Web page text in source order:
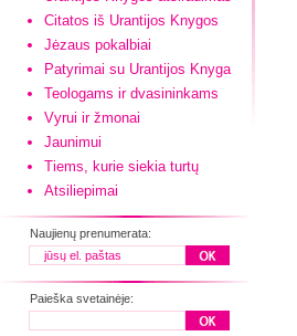
Citatos iš Urantijos Knygos
Jėzaus pokalbiai
Patyrimai su Urantijos Knyga
Teologams ir dvasininkams
Vyrui ir žmonai
Jaunimui
Tiems, kurie siekia turtų
Atsiliepimai
Naujienų prenumerata:
Paieška svetainėje: